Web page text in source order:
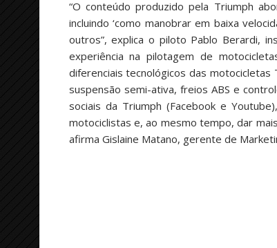
“O conteúdo produzido pela Triumph
incluindo ‘como manobrar em baixa
outros”, explica o piloto Pablo Berardi,
experiência na pilotagem de
diferenciais tecnológicos das
suspensão semi-ativa, freios ABS e
sociais da Triumph (Facebook e
motociclistas e, ao mesmo tempo, dar
afirma Gislaine Matano, gerente de